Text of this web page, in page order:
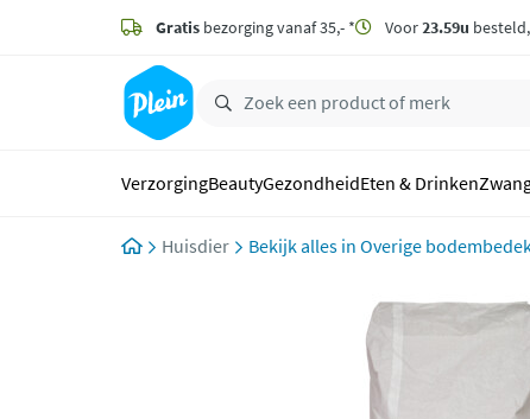
zoeken
hoofdinhoud
Gratis bezorging vanaf 35,- * Voor23.59u besteld,
VerzorgingBeautyGezondheidEten & Drinken
Huisdier Overige